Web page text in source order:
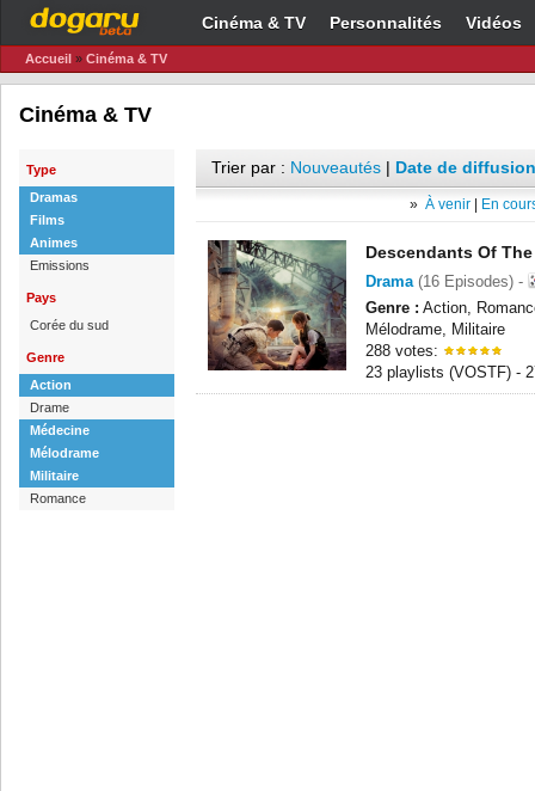
Cinéma & TV Personnalités Vidéos
Accueil » Cinéma & TV
Cinéma & TV
Type
Dramas
Films
Animes
Emissions
Pays
Corée du sud
Genre
Action
Drame
Médecine
Mélodrame
Militaire
Romance
Trier par : Nouveautés | Date de
» À venir En
Descendants Of
Drama(16 Episodes) -
Genre : Action,
Mélodrame, Militaire
288 votes:
23 playlists (VOSTF) -